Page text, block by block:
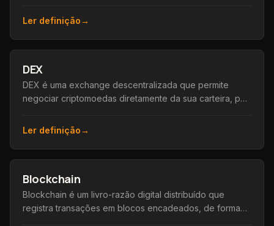
intermediários.
Ler definição→
DEX
DEX é uma exchange descentralizada que permite
negociar criptomoedas diretamente da sua carteira, por
fundos.
Ler definição→
Blockchain
Blockchain é um livro-razão digital distribuído que
registra transações em blocos encadeados, de forma